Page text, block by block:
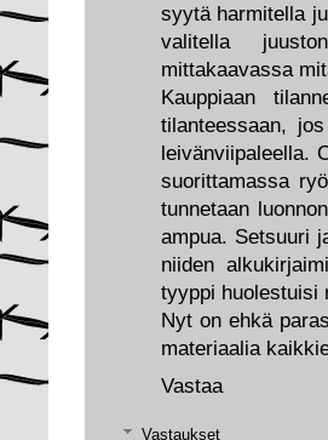
syytä harmitella
valitella
mittakaavassa
Kauppiaan
tilanteessaan,
leivänviipaleella.
suorittamassa
tunnetaan
ampua. Setsuuri
niiden
tyyppi huolestuisi
Nyt on ehkä
materiaalia
Vastaa
Vastaukset